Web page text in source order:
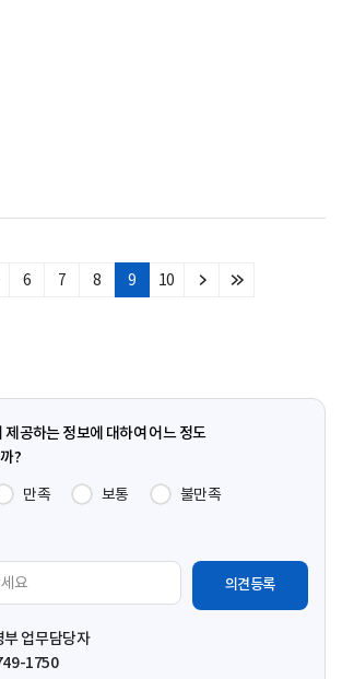
6 7 8 9 10
다
마
제공하는 정보에 대하여 어느 정도
?
만족 보통
불만족
부 업무담당자
1750